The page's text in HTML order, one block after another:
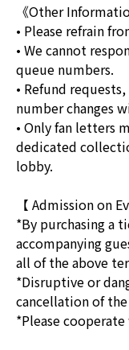
《Other
• Please refrain
• We cannot
queue numbers.
• Refund
number changes
• Only fan letters
dedicated
lobby.
【 Admission on
*By purchasing a
accompanying
all of the above
*Disruptive or
cancellation of
*Please